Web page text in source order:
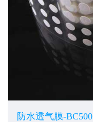
防水透气膜-BC500